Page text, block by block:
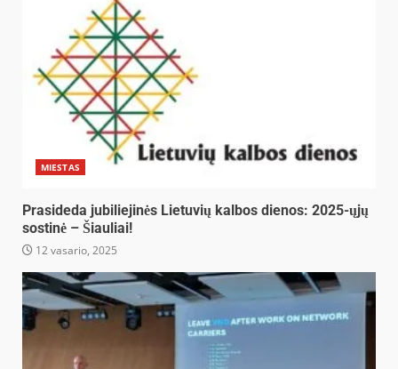
MIESTAS
Prasideda jubiliejinės Lietuvių kalbos dienos: 2025-ųjų
sostinė – Šiauliai!
12 vasario, 2025